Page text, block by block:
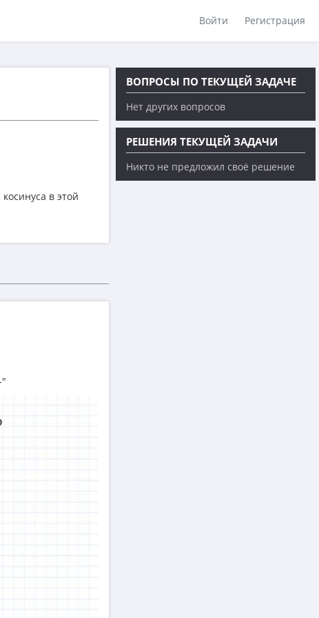
Войти Регистрация
в этой
"
ВОПРОСЫ ПО ТЕКУЩЕЙ ЗАДАЧЕ
Нет других вопросов
РЕШЕНИЯ ТЕКУЩЕЙ ЗАДАЧИ
Никто не предложил своё решение